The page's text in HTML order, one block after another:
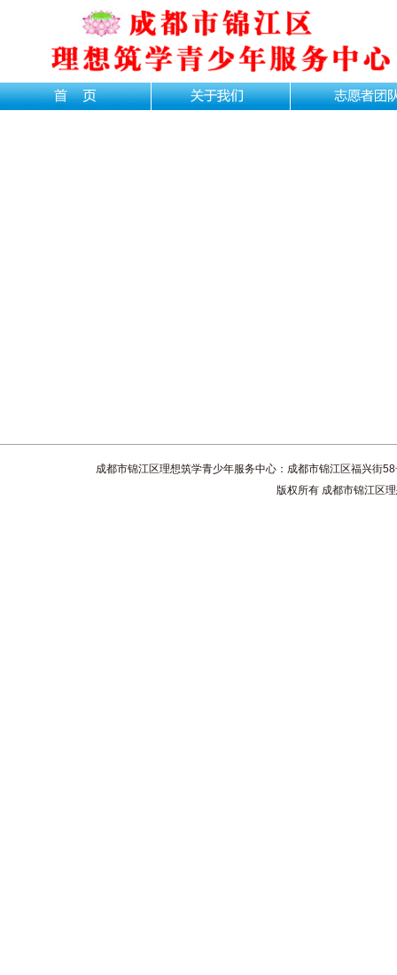
成都市锦江区理想筑学青少年服务中心：成都市锦江区福兴
版权所有 成都市锦江区